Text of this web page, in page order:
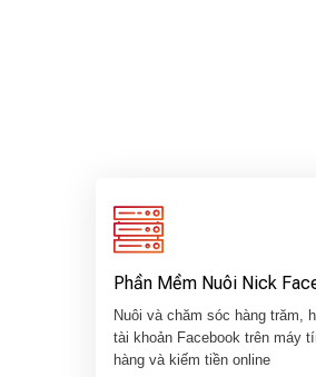
Phần Mềm Nuôi Nick
Nuôi và chăm sóc hàng trăm,
tài khoản Facebook trên máy
hàng và kiếm tiền online